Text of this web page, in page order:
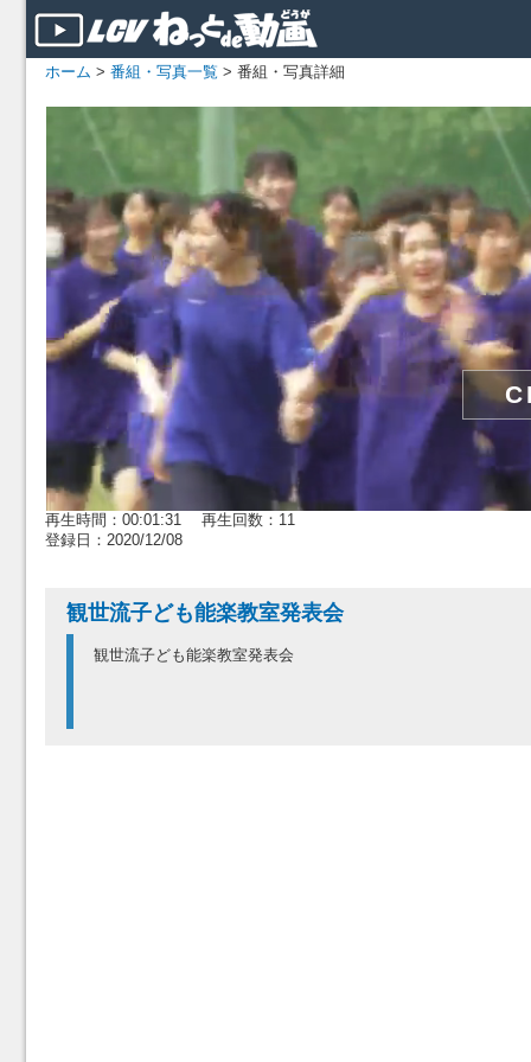
ホーム > 番組・写真一覧 > 番組・写真詳細
再生時間：00:01:31 再生回数：11
登録日：2020/12/08
観世流子ども能楽教室発表会
観世流子ども能楽教室発表会